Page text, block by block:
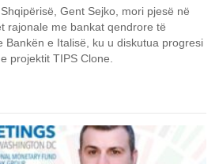
Gent Sejko, mori pjesë në
rajonale me bankat qendrore të
Bankën e Italisë, ku u diskutua progresi
projektit TIPS Clone.